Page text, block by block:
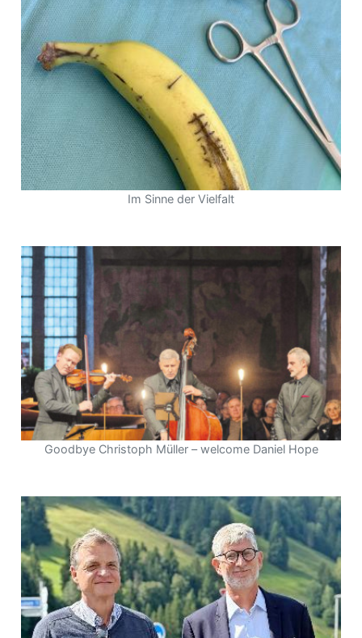
Im Sinne der Vielfalt
Goodbye Christoph Müller – welcome Daniel Hope